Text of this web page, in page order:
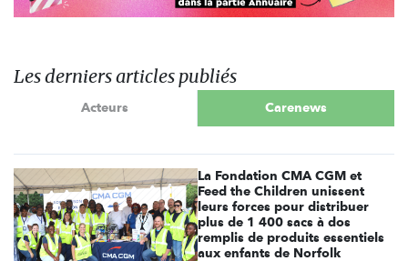
Les derniers articles publiés
Acteurs Carenews
La Fondation CMA CGM et
Feed the Children unissent
leurs forces pour distribuer
plus de 1 400 sacs à dos
remplis de produits essentiels
aux enfants de Norfolk